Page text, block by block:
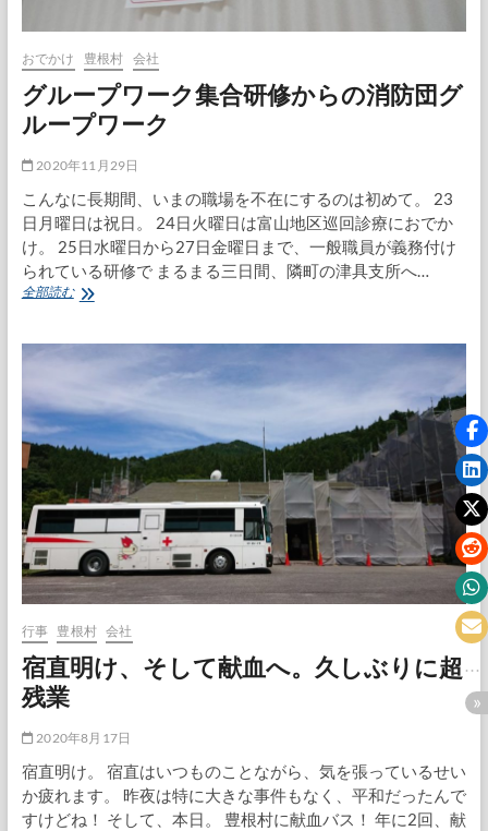
おでかけ 豊根村 会社
グループワーク集合研修からの消防団グ
ループワーク
2020年11月29日
こんなに長期間、いまの職場を不在にするのは初めて。 23
日月曜日は祝日。 24日火曜日は富山地区巡回診療におでか
け。 25日水曜日から27日金曜日まで、一般職員が義務付け
られている研修で まるまる三日間、隣町の津具支所へ…
全部読むグ
プ
ク
合
修
か
ら
の
消
防
団
グ
ル
ー
プ
ク
行事 豊根村 会社
宿直明け、そして献血へ。久しぶりに超
残業
2020年8月17日
宿直明け。 宿直はいつものことながら、気を張っているせい
か疲れます。 昨夜は特に大きな事件もなく、平和だったんで
すけどね！ そして、本日。 豊根村に献血バス！ 年に2回、献